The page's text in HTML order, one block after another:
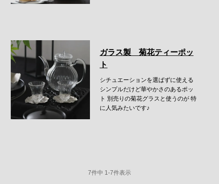
ガラス製 菊花ティーポッ
ト
シチュエーションを選ばずに使える
シンプルだけど華やかさのあるポッ
ト 別売りの菊花グラスと使うのが 特
に人気みたいです♪
7件中 1-7件表示